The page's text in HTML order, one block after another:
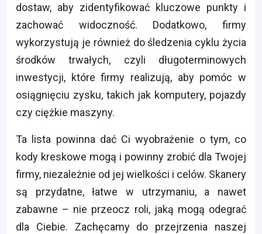
dostaw, aby zidentyfikować kluczowe punkty i
zachować widoczność. Dodatkowo, firmy
wykorzystują je również do śledzenia cyklu życia
środków trwałych, czyli długoterminowych
inwestycji, które firmy realizują, aby pomóc w
osiągnięciu zysku, takich jak komputery, pojazdy
czy ciężkie maszyny.
Ta lista powinna dać Ci wyobrażenie o tym, co
kody kreskowe mogą i powinny zrobić dla Twojej
firmy, niezależnie od jej wielkości i celów. Skanery
są przydatne, łatwe w utrzymaniu, a nawet
zabawne – nie przeocz roli, jaką mogą odegrać
dla Ciebie. Zachęcamy do przejrzenia naszej